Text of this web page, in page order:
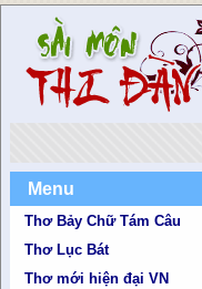
Menu
Thơ Bảy Chữ Tám Câu
Thơ Lục Bát
Thơ mới hiện đại VN